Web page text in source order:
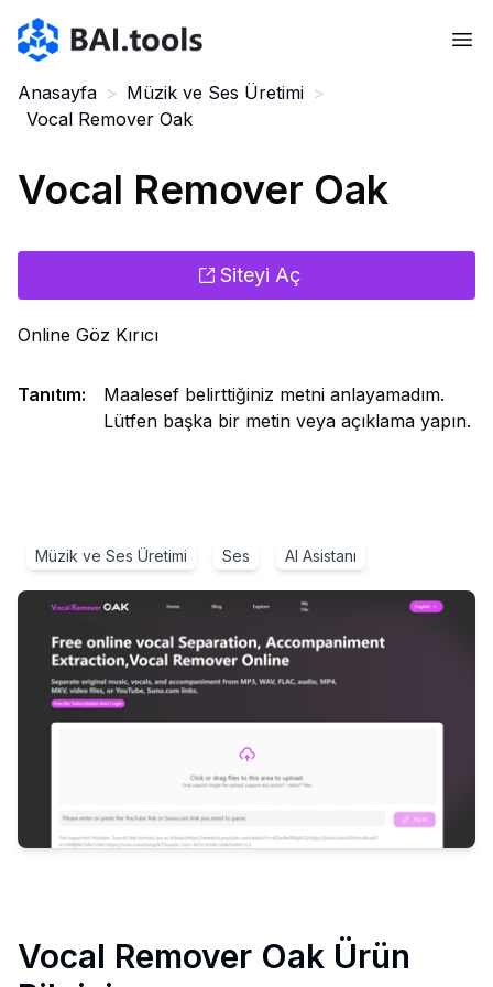
Bai.tools
Anasayfa > Müzik ve Ses Üretimi >
Vocal Remover Oak
Vocal Remover Oak
Siteyi Aç
Online Göz Kırıcı
Tanıtım:
Maalesef belirttiğiniz metni anlayamadım.
Lütfen başka bir metin veya açıklama yapın.
Müzik ve Ses Üretimi Ses AI Asistanı
Vocal Remover Oak Ürün